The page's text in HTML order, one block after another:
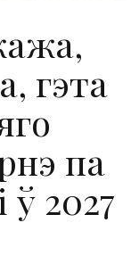
гэта
па
ў 2027